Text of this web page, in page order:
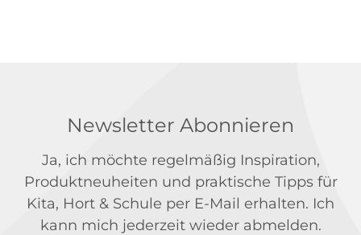
Newsletter Abonnieren
Ja, ich möchte regelmäßig Inspiration,
Produktneuheiten und praktische Tipps für
Kita, Hort & Schule per E-Mail erhalten. Ich
kann mich jederzeit wieder abmelden.